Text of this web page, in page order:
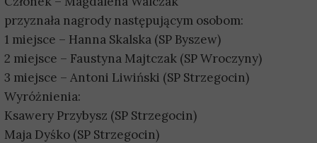
przyznała nagrody następującym osobom:
1 miejsce – Hanna Skalska (SP Byszew)
2 miejsce – Faustyna Majtczak (SP Wroczyny)
3 miejsce – Antoni Liwiński (SP Strzegocin)
Wyróżnienia:
Ksawery Przybysz (SP Strzegocin)
Maja Dyśko (SP Strzegocin)